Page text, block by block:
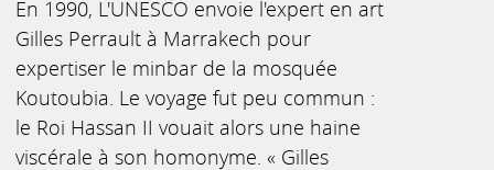
En 1990, L'UNESCO envoie l'expert en art
Gilles Perrault à Marrakech pour
expertiser le minbar de la mosquée
Koutoubia. Le voyage fut peu commun :
le Roi Hassan II vouait alors une haine
viscérale à son homonyme. « Gilles